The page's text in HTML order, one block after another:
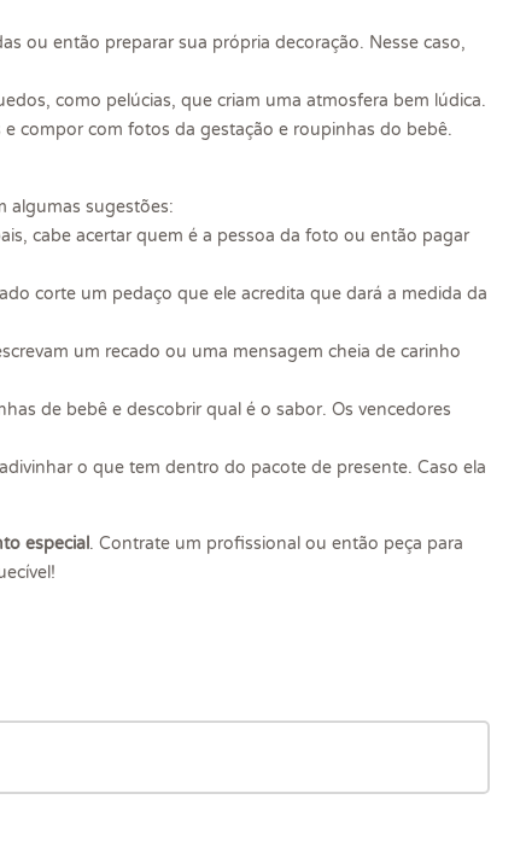
ou então preparar sua própria decoração. Nesse caso,
como pelúcias, que criam uma atmosfera bem lúdica.
compor com fotos da gestação e roupinhas do bebê.
algumas sugestões:
cabe acertar quem é a pessoa da foto ou então pagar
corte um pedaço que ele acredita que dará a medida da
um recado ou uma mensagem cheia de carinho
de bebê e descobrir qual é o sabor. Os vencedores
o que tem dentro do pacote de presente. Caso ela
especial. Contrate um profissional ou então peça para